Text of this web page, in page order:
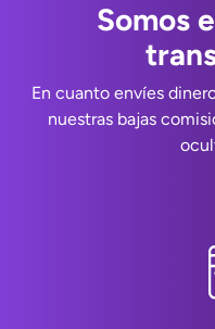
Somos
En cuanto envíes
nuestras bajas